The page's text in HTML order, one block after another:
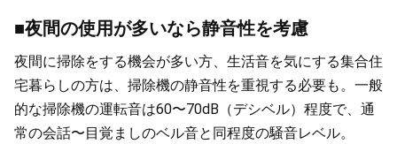
■夜間の使用が多いなら静音性を考慮
夜間に掃除をする機会が多い方、生活音を気にする集合住
宅暮らしの方は、掃除機の静音性を重視する必要も。一般
的な掃除機の運転音は60〜70dB（デシベル）程度で、通
常の会話〜目覚ましのベル音と同程度の騒音レベル。